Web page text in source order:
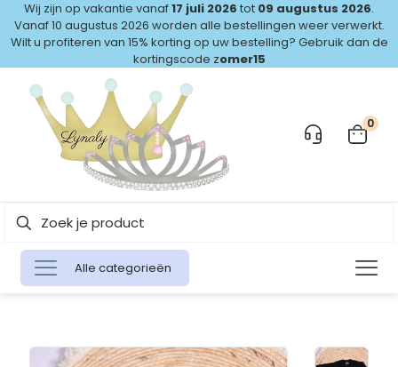
Wij zijn op vakantie vanaf17 juli 2026 tot 09 augustus 2026.
Vanaf 10 augustus 2026 worden alle bestellingen weer verwerkt.
Wilt u profiteren van 15% korting op uw bestelling? Gebruik dan de
kortingscode zomer15
0
Alle categorieën